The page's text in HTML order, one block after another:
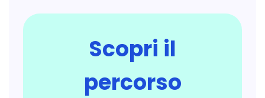
Scopri il
percorso